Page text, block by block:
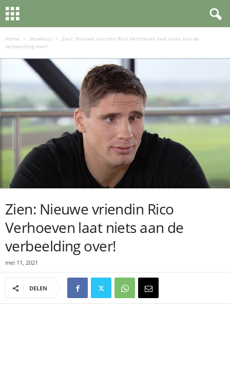
Home Showbizz
Zien: Nieuwe vriendin Rico Verhoeven laat niets aan de
verbeelding over!
Zien: Nieuwe vriendin Rico
Verhoeven laat niets aan de
verbeelding over!
mei 11, 2021
DELEN